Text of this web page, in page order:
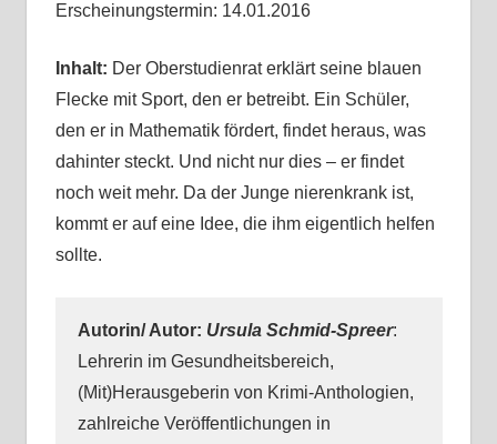
Erscheinungstermin: 14.01.2016
Inhalt: Der Oberstudienrat erklärt seine blauen
Flecke mit Sport, den er betreibt. Ein Schüler,
den er in Mathematik fördert, findet heraus, was
dahinter steckt. Und nicht nur dies – er findet
noch weit mehr. Da der Junge nierenkrank ist,
kommt er auf eine Idee, die ihm eigentlich helfen
sollte.
Autorin/ Autor: Ursula Schmid-Spreer:
Lehrerin im Gesundheitsbereich,
(Mit)Herausgeberin von Krimi-Anthologien,
zahlreiche Veröffentlichungen in